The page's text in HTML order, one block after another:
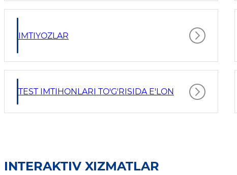
IMTIYOZLAR
TEST IMTIHONLARI TO'G'RISIDA E'LON
INTERAKTIV XIZMATLAR